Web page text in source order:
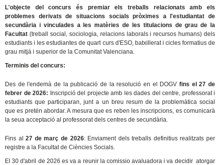
L'objecte del concurs és premiar els treballs relacionats amb els
problemes derivats de situacions socials pròximes a l'estudiantat de
secundària i vinculades a les matèries de les titulacions de grau de la
Facultat (treball social, sociologia, relacions laborals i recursos humans) dels
estudiants i les estudiantes de quart curs d'ESO, batxillerat i cicles formatius de
grau mitjà i superior de la Comunitat Valenciana.
Terminis del concurs:
Des de l'endemà de la publicació de la resolució en el DOGV fins el 27 de
febrer de 2026: Inscripció del projecte amb les dades del centre, professorat i
estudiants que participaran, junt a un breu resum de la problemàtica social
que es pretén abordar. A mesura que es reben les inscripcions, es comunicarà
la seua acceptació al professorat dels centres de secundària.
Fins al27 de març de 2026: Enviament dels treballs definitius realitzats per
registre a la Facultat de Ciències Socials.
El 30 d'abril de 2026 es va a reunir la comissio avaluadora i va decidir atorgar